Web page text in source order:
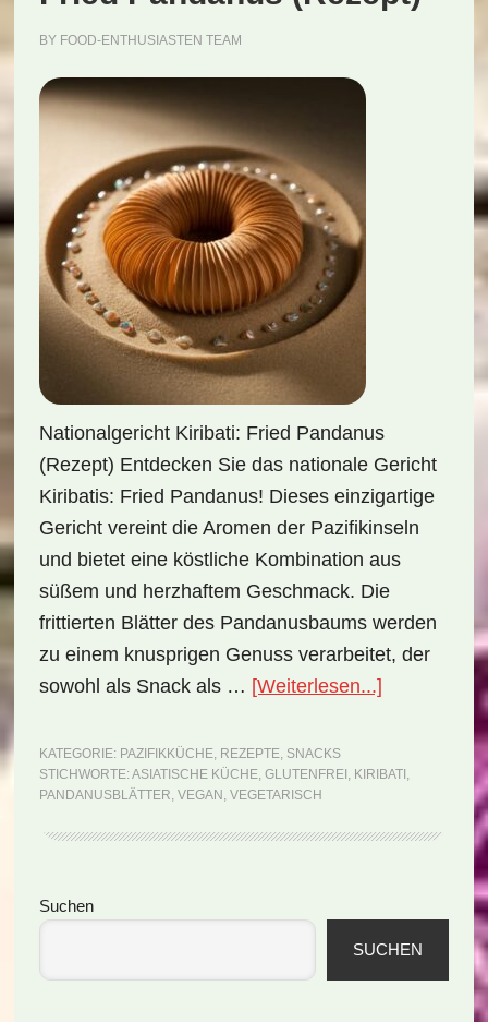
BY FOOD-ENTHUSIASTEN TEAM
Nationalgericht Kiribati: Fried Pandanus
(Rezept) Entdecken Sie das nationale Gericht
Kiribatis: Fried Pandanus! Dieses einzigartige
Gericht vereint die Aromen der Pazifikinseln
und bietet eine köstliche Kombination aus
süßem und herzhaftem Geschmack. Die
frittierten Blätter des Pandanusbaums werden
zu einem knusprigen Genuss verarbeitet, der
sowohl als Snack als … [Weiterlesen...]
Pandanus
KATEGORIE: PAZIFIKKÜCHE, REZEPTE, SNACKS
STICHWORTE: ASIATISCHE KÜCHE, GLUTENFREI , KIRIBATI ,
PANDANUSBLÄTTER, VEGAN , VEGETARISCH
Seitenspalte
Suchen
SUCHEN